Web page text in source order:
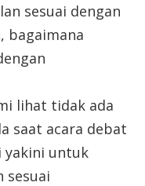
sesuai dengan
bagaimana
lihat tidak ada
saat acara debat
yakini untuk
sesuai